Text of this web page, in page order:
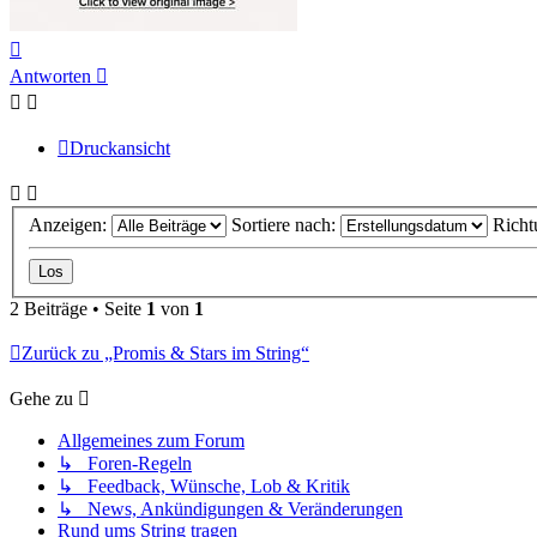
oben
Antworten
Druckansicht
Anzeigen: Sortiere nach:
2 Beiträge • Seite 1 von 1
Zurück zu „Promis & Stars im String“
Gehe zu
Allgemeines zum Forum
↳ Foren-Regeln
↳ Feedback, Wünsche, Lob & Kritik
↳ News, Ankündigungen & Veränderungen
Rund ums String tragen